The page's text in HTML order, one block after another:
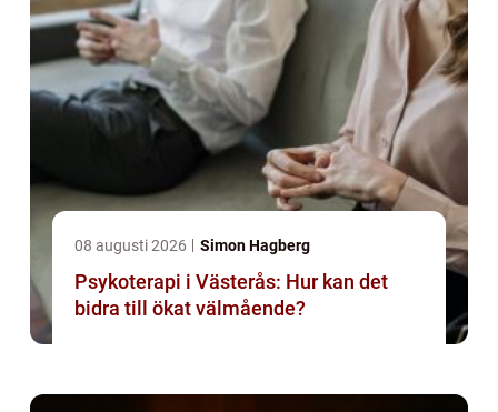
08 augusti 2026 Simon Hagberg
Psykoterapi i Västerås: Hur kan det
bidra till ökat välmående?